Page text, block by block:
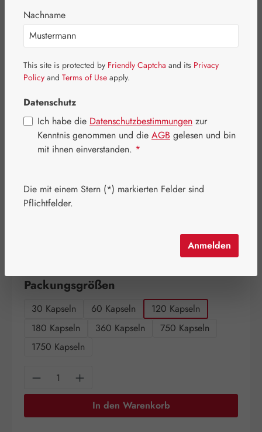
Regulärer Preis:
51,70 €
Inhalt:0.071 Kilogramm
Packungsgrößen
30 Kapseln 60 Kapseln
120 Kapseln
180 Kapseln
360 Kapseln
750 Kapseln
1750 Kapseln
Produkt Anzahl: Gib den gewünschten
In den Warenkorb
Nachname
This site is protected by Friendly Captcha and its Privacy
Policy and Terms of Use apply.
Datenschutz
Ich habe die Datenschutzbestimmungen zur
Kenntnis genommen und die AGB gelesen und bin
mit ihnen einverstanden. *
Die mit einem Stern (*) markierten Felder sind
Pflichtfelder.
Anmelden